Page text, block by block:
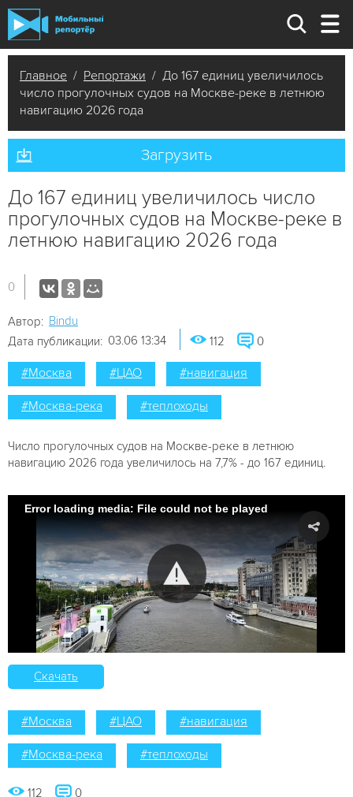
Главное / Репортажи / До 167 единиц увеличилось
число прогулочных судов на Москве-реке в летнюю
навигацию 2026 года
Загрузить
До 167 единиц увеличилось число
прогулочных судов на Москве-реке в
летнюю навигацию 2026 года
0
Автор: Bindu
Дата публикации: 03.06 13:34 112 0
#Москва #ЦАО #навигация
#Москва-река #теплоходы
Число прогулочных судов на Москве-реке в летнюю
навигацию 2026 года увеличилось на 7,7% - до 167 единиц.
Error loading media: File could not be played
Скачать
#Москва #ЦАО #навигация
#Москва-река #теплоходы
112 0